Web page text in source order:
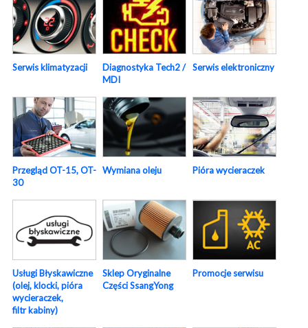
Serwis klimatyzacji
Diagnostyka Tech2 /
MDI
Serwis elektroniczny
Przegląd OT-15, OT-
30
Wymiana oleju Pióra wycieraczek
Usługi Błyskawiczne
(olej, klocki, pióra
wycieraczek,
filtr kabiny)
Sklep Oryginalne
Części SsangYong
Promocje serwisu